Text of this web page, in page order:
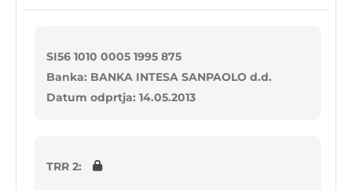
SI56 1010 0005 1995 875
Banka: BANKA INTESA SANPAOLO d.d.
Datum odprtja: 14.05.2013
TRR 2: